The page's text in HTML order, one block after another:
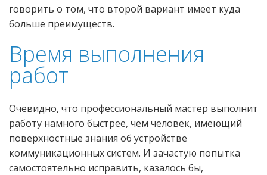
говорить о том, что второй вариант имеет куда
больше преимуществ.
Время выполнения
работ
Очевидно, что профессиональный мастер выполнит
работу намного быстрее, чем человек, имеющий
поверхностные знания об устройстве
коммуникационных систем. И зачастую попытка
самостоятельно исправить, казалось бы,